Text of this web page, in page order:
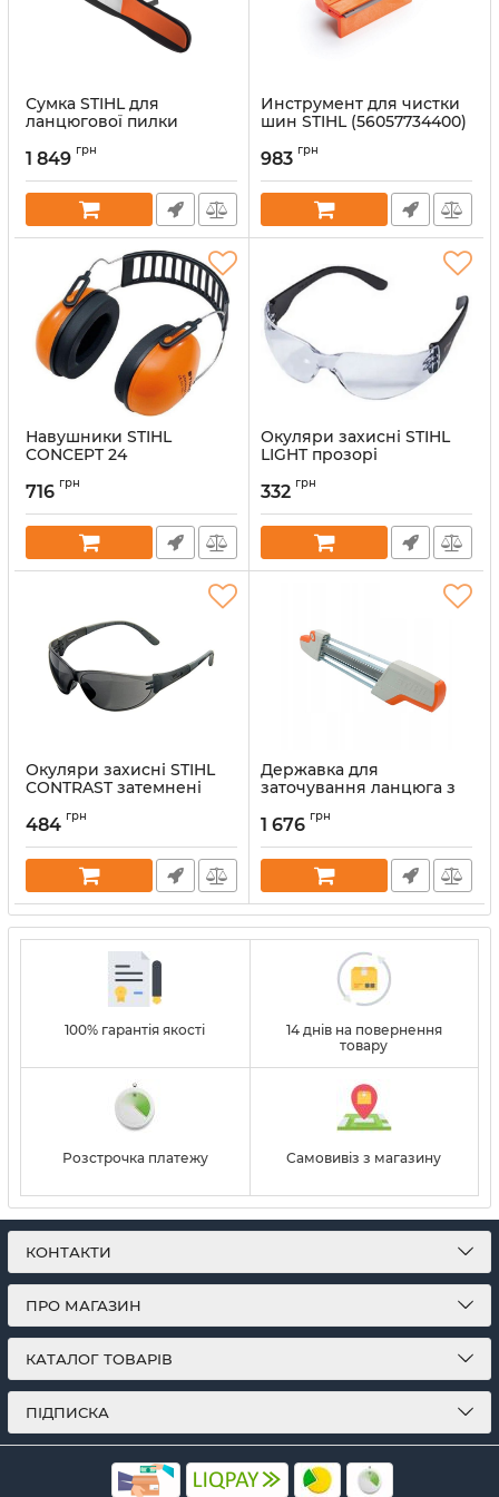
Сумка STIHL для
ланцюгової пилки
Артикул:
1 849 грн
Инструмент для чистки
шин STIHL (56057734400)
983 грн
Навушники STIHL
CONCEPT 24
Артикул:
716 грн
Окуляри захисні STIHL
LIGHT прозорі
Артикул:
332 грн
Окуляри захисні STIHL
CONTRAST затемнені
Артикул:
484 грн
Державка для
заточування ланцюга з
напилком STIHL 5,2 мм
Артикул: 38059
1 676 грн
100% гарантія якості
14 днів на повернення
товару
Розстрочка платежу Самовивіз з магазину
КОНТАКТИ
ПРО МАГАЗИН
КАТАЛОГ ТОВАРІВ
ПІДПИСКА